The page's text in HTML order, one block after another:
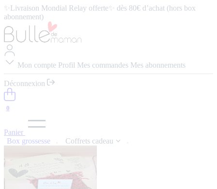
✨Livraison Mondial Relay offerte✨ dès 80€ d’achat (hors box
abonnement)
⭐️ 4,9/5 (57 avis google) ⭢
Mon compte Profil Mes commandes Mes abonnements
Déconnexion
0
Panier
Box grossesse
Coffrets cadeau